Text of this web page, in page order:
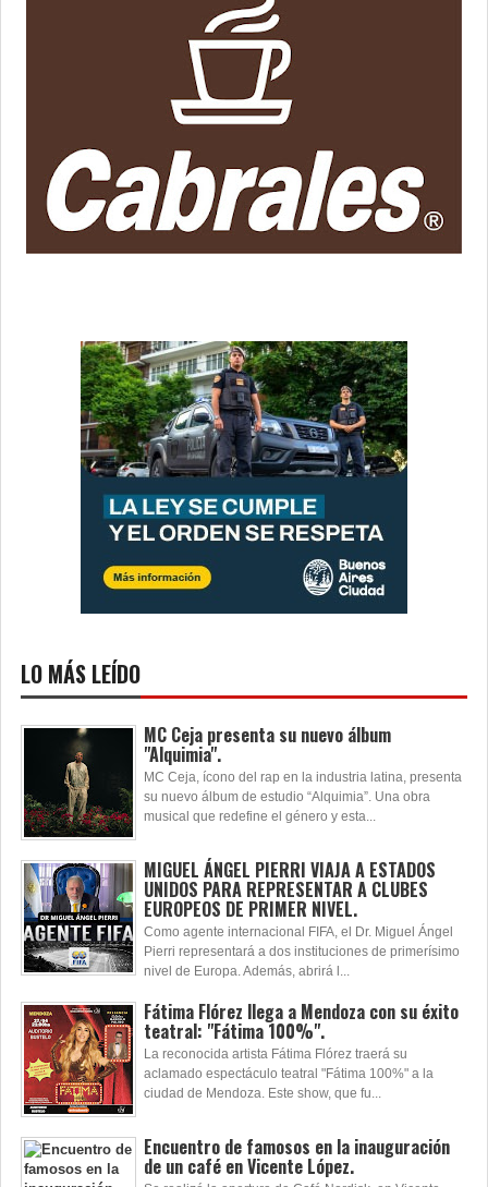
LO MÁS LEÍDO
MC Ceja presenta su nuevo álbum
"Alquimia".
MC Ceja, ícono del rap en la industria latina, presenta
su nuevo álbum de estudio “Alquimia”. Una obra
musical que redefine el género y esta...
MIGUEL ÁNGEL PIERRI VIAJA A ESTADOS
UNIDOS PARA REPRESENTAR A CLUBES
EUROPEOS DE PRIMER NIVEL.
Como agente internacional FIFA, el Dr. Miguel Ángel
Pierri representará a dos instituciones de primerísimo
nivel de Europa. Además, abrirá l...
Fátima Flórez llega a Mendoza con su éxito
teatral: "Fátima 100%".
La reconocida artista Fátima Flórez traerá su
aclamado espectáculo teatral "Fátima 100%" a la
ciudad de Mendoza. Este show, que fu...
Encuentro de famosos en la inauguración
de un café en Vicente López.